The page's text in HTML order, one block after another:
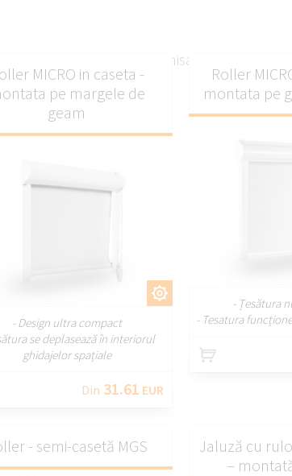
casetate pentru un finisaj curat și
MICRO in caseta -
pe margele de
geam
- Design ultra compact
se deplasează în interiorul
ghidajelor spațiale
Din 31.61 EUR
Roller
montata pe
- Țesătura
- Tesatura
- semi-casetă MGS
Jaluză cu
–